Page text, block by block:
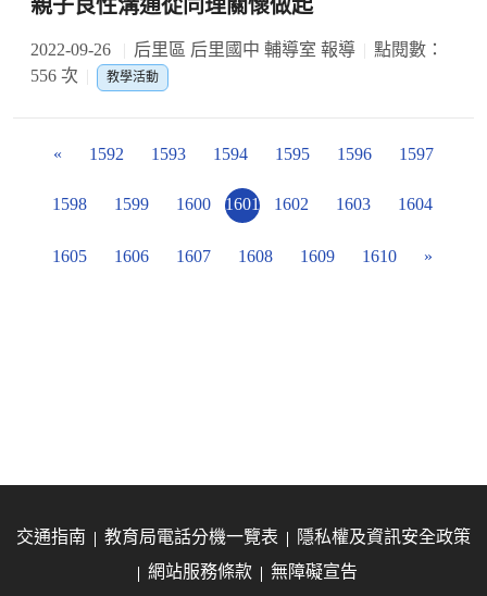
親子良性溝通從同理關懷做起
2022-09-26 后里區 后里國中 輔導室 報導
點閱數：
556 次
教學活動
« 1592 1593 1594 1595 1596 1597
1598 1599 1600 1601 1602 1603 1604
1605 1606 1607 1608 1609 1610 »
交通指南 教育局電話分機一覽表
隱私權及資訊安全政策
網站服務條款
無障礙宣告